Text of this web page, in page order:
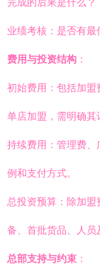
业绩考核：是否有最
费用与投资结构 ：
初始费用：包括加
单店加盟，需明确其
持续费用：管理费
例和支付方式。
总投资预算：除加
备、首批货品、人员
总部支持与约束 ：